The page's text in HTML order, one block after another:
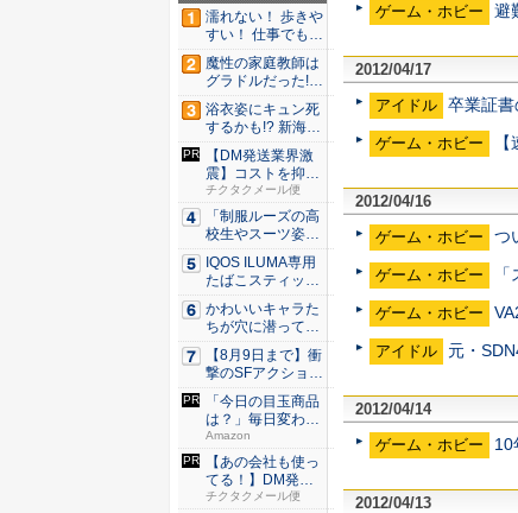
ゲーム・ホビー 避
2012/04/17
アイドル 卒業証
ゲーム・ホビー
2012/04/16
ゲーム・ホビー
つ
ゲーム・ホビー
ゲーム・ホビー
アイドル 元・
2012/04/14
ゲーム・ホビー
10
2012/04/13
濡れない！ 歩きや
すい！ 仕事でも履
ける...
魔性の家庭教師は
グラドルだった!?
村雨...
浴衣姿にキュン死
するかも!? 新海ま
きが...
【DM発送業界激
震】コストを抑え
た配達な...
チクタクメール便
「制服ルーズの高
校生やスーツ姿の
OLを演...
IQOS ILUMA専用
たばこスティッ
ク...
かわいいキャラた
ちが穴に潜ってひ
どい目に...
【8月9日まで】衝
撃のSFアクション
『G...
「今日の目玉商品
は？」毎日変わる
Amaz...
Amazon
【あの会社も使っ
てる！】DM発送
なら絶対...
チクタクメール便